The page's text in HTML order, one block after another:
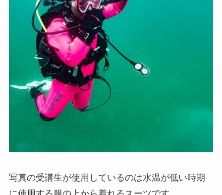
写真の受講生が使用しているのは水温が低い時期